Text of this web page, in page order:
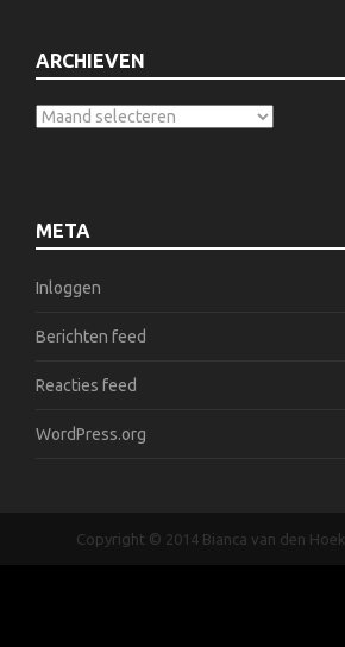
ARCHIEVEN
META
Inloggen
Berichten feed
Reacties feed
WordPress.org
Copyright © 2014 Bianca van den Hoek